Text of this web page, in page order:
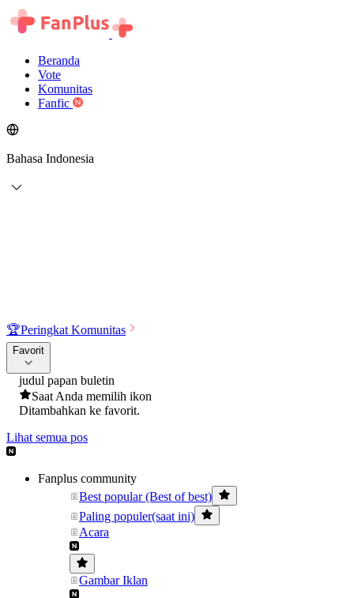
Beranda
Vote
Komunitas
Fanfic
Bahasa Indonesia
🏆Peringkat Komunitas
Favorit
judul papan buletin
Saat Anda memilih ikon
Ditambahkan ke favorit.
Lihat semua pos
Fanplus community
Best popular (Best of best)
Paling populer(saat ini)
Acara
Gambar Iklan